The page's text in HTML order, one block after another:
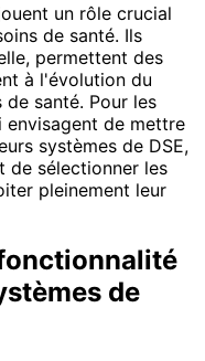
un rôle crucial
de santé. Ils
permettent des
à l'évolution du
santé. Pour les
envisagent de mettre
systèmes de DSE,
de sélectionner les
pleinement leur
de